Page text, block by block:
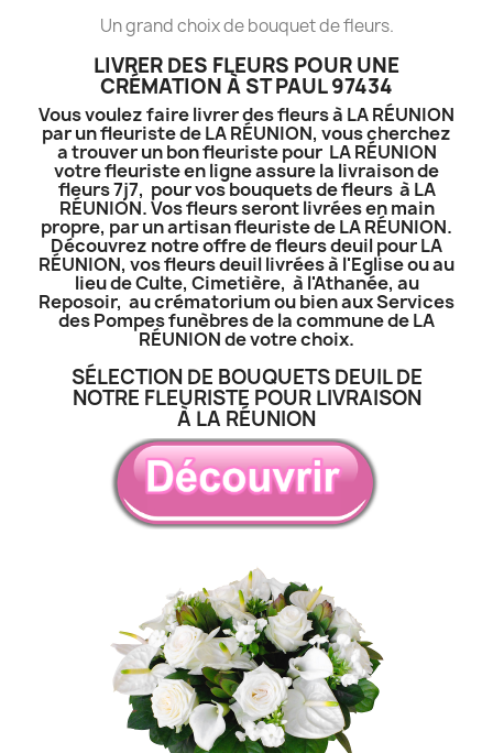
Un grand choix de bouquet de fleurs.
LIVRER DES FLEURS POUR UNE
CRÉMATION À ST PAUL 97434
Vous voulez faire livrer des fleurs à LA RÉUNION
par un fleuriste de LA RÉUNION, vous cherchez
a trouver un bon fleuriste pour LA RÉUNION
votre fleuriste en ligne assure la livraison de
fleurs 7j7, pour vos bouquets de fleurs à LA
RÉUNION. Vos fleurs seront livrées en main
propre, par un artisan fleuriste de LA RÉUNION.
Découvrez notre offre de fleurs deuil pour LA
RÉUNION, vos fleurs deuil livrées à l'Eglise ou au
lieu de Culte, Cimetière, à l'Athanée, au
Reposoir, au crématorium ou bien aux Services
des Pompes funèbres de la commune de LA
RÉUNION de votre choix.
SÉLECTION DE BOUQUETS DEUIL DE
NOTRE FLEURISTE POUR LIVRAISON
À LA RÉUNION